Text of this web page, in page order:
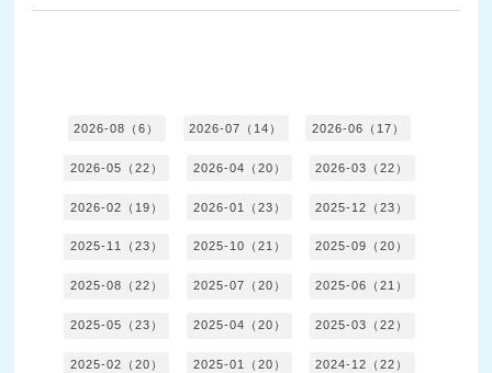
2026-08（6） 2026-07（14） 2026-06（17）
2026-05（22） 2026-04（20） 2026-03（22）
2026-02（19） 2026-01（23） 2025-12（23）
2025-11（23） 2025-10（21） 2025-09（20）
2025-08（22） 2025-07（20） 2025-06（21）
2025-05（23） 2025-04（20） 2025-03（22）
2025-02（20） 2025-01（20） 2024-12（22）